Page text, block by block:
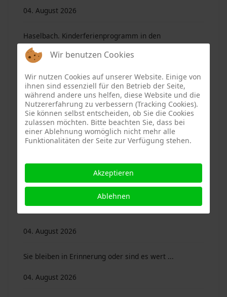
04. August 2026
Haselbach. Kinderferienprogramm in den
Sommerferien 2026
04. August 2026
Ascha. Kinderferienprogramm in den Sommerferien
2026
04. August 2026
Mitterfels. Ein Ort, an dem Kinder sich wohlfühlen
04. August 2026
04. August 2026
Sie bleiben in Erinnerung oder sind es wert ...
04. August 2026
Wir benutzen Cookies
Wir nutzen Cookies auf unserer Website. Einige von
ihnen sind essenziell für den Betrieb der Seite,
während andere uns helfen, diese Website und die
Nutzererfahrung zu verbessern (Tracking Cookies).
Sie können selbst entscheiden, ob Sie die Cookies
zulassen möchten. Bitte beachten Sie, dass bei
einer Ablehnung womöglich nicht mehr alle
Funktionalitäten der Seite zur Verfügung stehen.
Akzeptieren
Ablehnen